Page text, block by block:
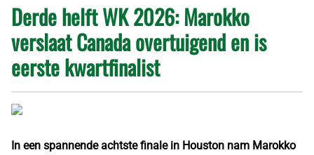
Derde helft WK 2026: Marokko
verslaat Canada overtuigend en is
eerste kwartfinalist
In een spannende achtste finale in Houston nam Marokko